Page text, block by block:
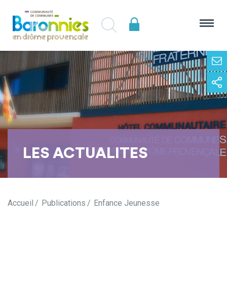
LES ACTUALITES
Accueil Publications Enfance Jeunesse